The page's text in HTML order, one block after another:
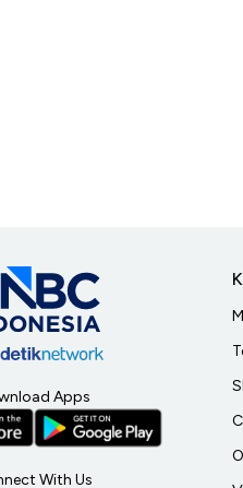
Apps
With Us